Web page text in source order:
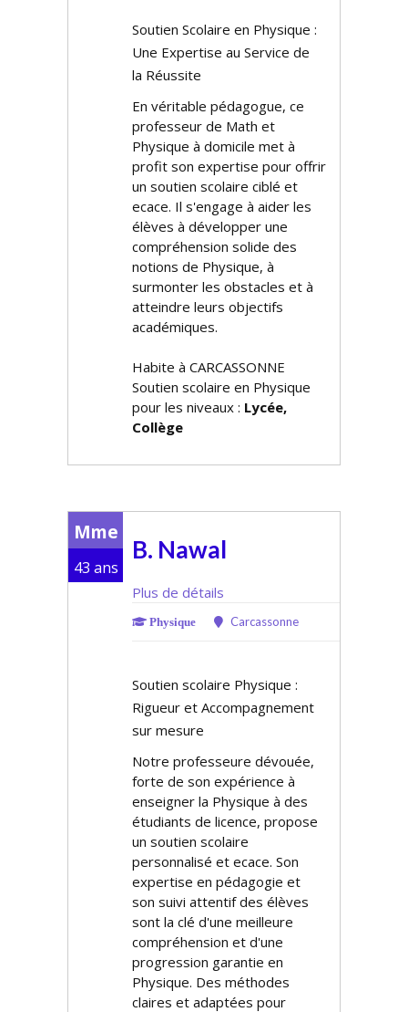
Soutien Scolaire en Physique :
Une Expertise au Service de
la Réussite
En véritable pédagogue, ce
professeur de Math et
Physique à domicile met à
profit son expertise pour offrir
un soutien scolaire ciblé et
efficace. Il s'engage à aider les
élèves à développer une
compréhension solide des
notions de Physique, à
surmonter les obstacles et à
atteindre leurs objectifs
académiques.
Habite à CARCASSONNE
Soutien scolaire en Physique
pour les niveaux : Lycée,
Collège
Mme
43 ans
B. Nawal
Plus de détails
Physique Carcassonne
Soutien scolaire Physique :
Rigueur et Accompagnement
sur mesure
Notre professeure dévouée,
forte de son expérience à
enseigner la Physique à des
étudiants de licence, propose
un soutien scolaire
personnalisé et efficace. Son
expertise en pédagogie et
son suivi attentif des élèves
sont la clé d'une meilleure
compréhension et d'une
progression garantie en
Physique. Des méthodes
claires et adaptées pour